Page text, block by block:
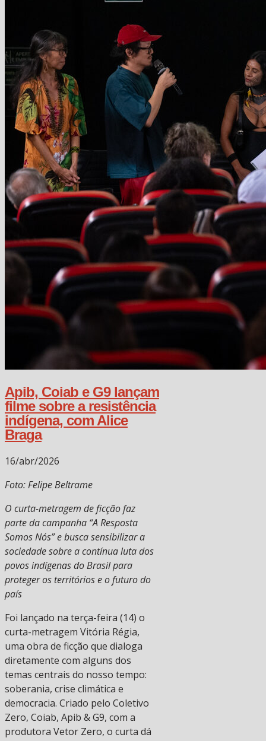
Apib, Coiab e G9 lançam
filme sobre a resistência
indígena, com Alice
Braga
16/abr/2026
Foto: Felipe Beltrame
O curta-metragem de ficção faz
parte da campanha “A Resposta
Somos Nós” e busca sensibilizar a
sociedade sobre a contínua luta dos
povos indígenas do Brasil para
proteger os territórios e o futuro do
país
Foi lançado na terça-feira (14) o
curta-metragem Vitória Régia,
uma obra de ficção que dialoga
diretamente com alguns dos
temas centrais do nosso tempo:
soberania, crise climática e
democracia. Criado pelo Coletivo
Zero, Coiab, Apib & G9, com a
produtora Vetor Zero, o curta dá